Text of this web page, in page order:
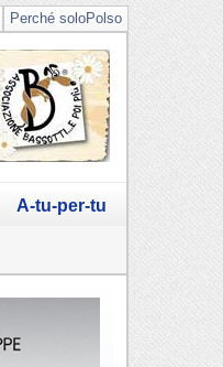
Perché soloPolso
A-tu-per-tu